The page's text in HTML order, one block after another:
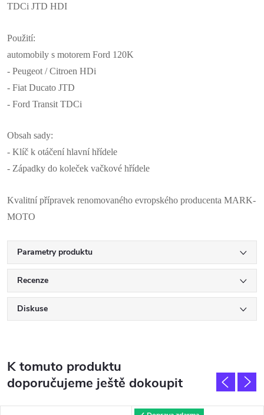
TDCi JTD HDI
Použití:
automobily s motorem Ford 120K
- Peugeot / Citroen HDi
- Fiat Ducato JTD
- Ford Transit TDCi
Obsah sady:
- Klíč k otáčení hlavní hřídele
- Západky do koleček vačkové hřídele
Kvalitní přípravek renomovaného evropského producenta MARK-
MOTO
Parametry produktu
Recenze
Diskuse
K tomuto produktu
doporučujeme ještě dokoupit